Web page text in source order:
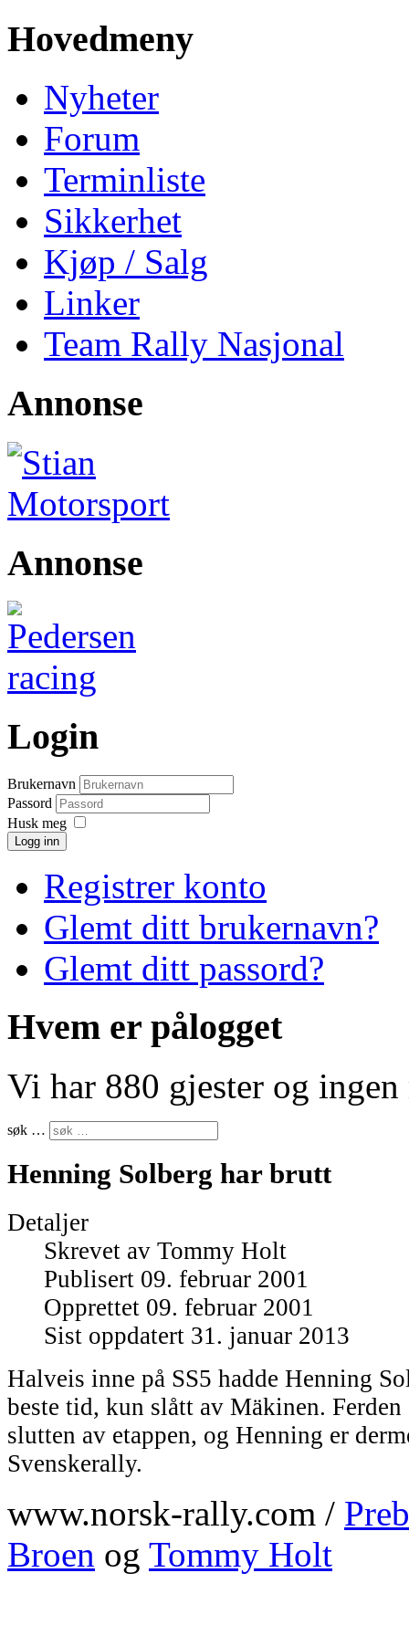
Hovedmeny
Nyheter
Forum
Terminliste
Sikkerhet
Kjøp / Salg
Linker
Team Rally Nasjonal
Annonse
Annonse
Login
Brukernavn
Passord
Husk meg
Logg inn
Registrer konto
Glemt ditt brukernavn?
Glemt ditt passord?
Hvem er pålogget
Vi har 880 gjester og ingen
søk …
Henning Solberg har brutt
Detaljer
Skrevet av Tommy Holt
Publisert 09. februar 2001
Opprettet 09. februar 2001
Sist oppdatert 31. januar 2013
Halveis inne på SS5 hadde Henning
beste tid, kun slått av Mäkinen.
slutten av etappen, og Henning er
Svenskerally.
www.norsk-rally.com /
Broen og Tommy Holt